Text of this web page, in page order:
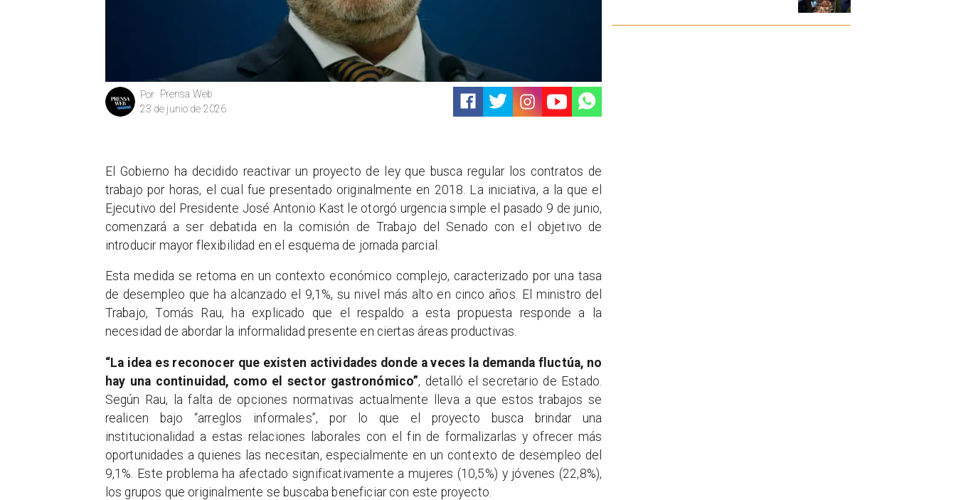
Prensa Web
Por
23 de junio de 2026
El Gobierno ha decidido reactivar un proyecto de ley que busca regular los contratos de
trabajo por horas, el cual fue presentado originalmente en 2018. La iniciativa, a la que el
Ejecutivo del Presidente José Antonio Kast le otorgó urgencia simple el pasado 9 de junio,
comenzará a ser debatida en la comisión de Trabajo del Senado con el objetivo de
introducir mayor flexibilidad en el esquema de jornada parcial.
Esta medida se retoma en un contexto económico complejo, caracterizado por una tasa
de desempleo que ha alcanzado el 9,1%, su nivel más alto en cinco años. El ministro del
Trabajo, Tomás Rau, ha explicado que el respaldo a esta propuesta responde a la
necesidad de abordar la informalidad presente en ciertas áreas productivas.
“La idea es reconocer que existen actividades donde a veces la demanda fluctúa, no
hay una continuidad, como el sector gastronómico”, detalló el secretario de Estado.
Según Rau, la falta de opciones normativas actualmente lleva a que estos trabajos se
realicen bajo “arreglos informales”, por lo que el proyecto busca brindar una
institucionalidad a estas relaciones laborales con el fin de formalizarlas y ofrecer más
oportunidades a quienes las necesitan, especialmente en un contexto de desempleo del
9,1%. Este problema ha afectado significativamente a mujeres (10,5%) y jóvenes (22,8%),
los grupos que originalmente se buscaba beneficiar con este proyecto.